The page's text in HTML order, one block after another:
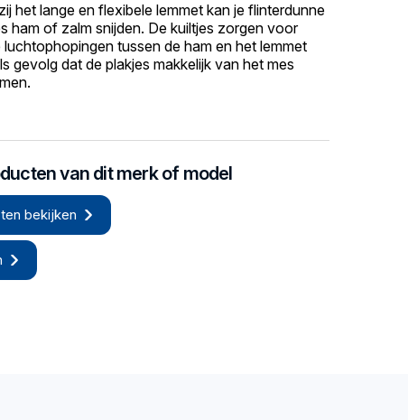
het lange en flexibele lemmet kan je flinterdunne
ham of zalm snijden. De kuiltjes zorgen voor
luchtophopingen tussen de ham en het lemmet
gevolg dat de plakjes makkelijk van het mes
van dit merk of model
bekijken